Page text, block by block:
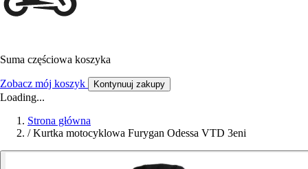
Suma częściowa koszyka
Zobacz mój koszyk Kontynuuj zakupy
Loading...
Strona główna
/ Kurtka motocyklowa Furygan Odessa VTD 3eni